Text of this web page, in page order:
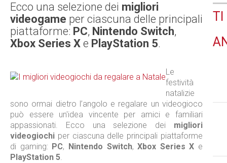
Ecco una selezione dei migliori
videogame per ciascuna delle principali
piattaforme: PC, Nintendo Switch,
Xbox Series X e PlayStation 5.
Le
festività
natalizie
sono ormai dietro l’angolo e regalare un videogioco
può essere un'idea vincente per amici e familiari
appassionati. Ecco una selezione dei migliori
videogiochi per ciascuna delle principali piattaforme
di gaming: PC, Nintendo Switch,Xbox Series X e
PlayStation 5.
TI